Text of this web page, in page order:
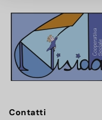
Contatti